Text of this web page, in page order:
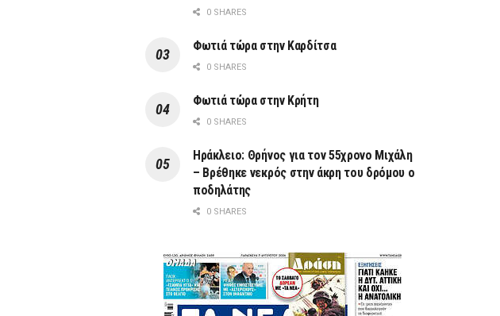
0 SHARES
Φωτιά τώρα στην Καρδίτσα
0 SHARES
Φωτιά τώρα στην Κρήτη
0 SHARES
Ηράκλειο: Θρήνος για τον 55χρονο Μιχάλη
– Βρέθηκε νεκρός στην άκρη του δρόμου ο
ποδηλάτης
0 SHARES